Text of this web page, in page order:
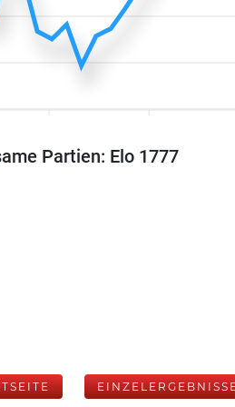
Partien: Elo 1777